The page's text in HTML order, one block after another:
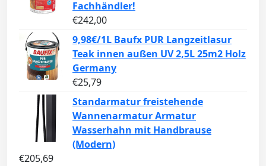
Fachhändler!
€242,00
9,98€/1L Baufx PUR Langzeitlasur
Teak innen außen UV 2,5L 25m2 Holz
Germany
€25,79
Standarmatur freistehende
Wannenarmatur Armatur
Wasserhahn mit Handbrause
(Modern)
€205,69